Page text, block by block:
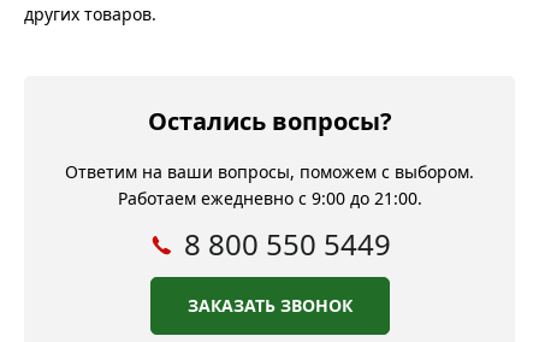
других товаров.
Остались вопросы?
Ответим на ваши вопросы, поможем с выбором.
Работаем ежедневно с 9:00 до 21:00.
8 800 550 5449
ЗАКАЗАТЬ ЗВОНОК